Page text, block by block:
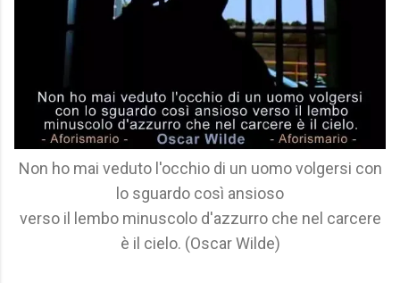
Non ho mai veduto l'occhio di un uomo volgersi con
lo sguardo così ansioso
verso il lembo minuscolo d'azzurro che nel carcere
è il cielo. (Oscar Wilde)